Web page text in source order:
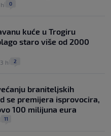
0
kuće u Trogiru
staro više od 2000
h 2
braniteljskih
se premijera isprovocira,
100 milijuna eura
11